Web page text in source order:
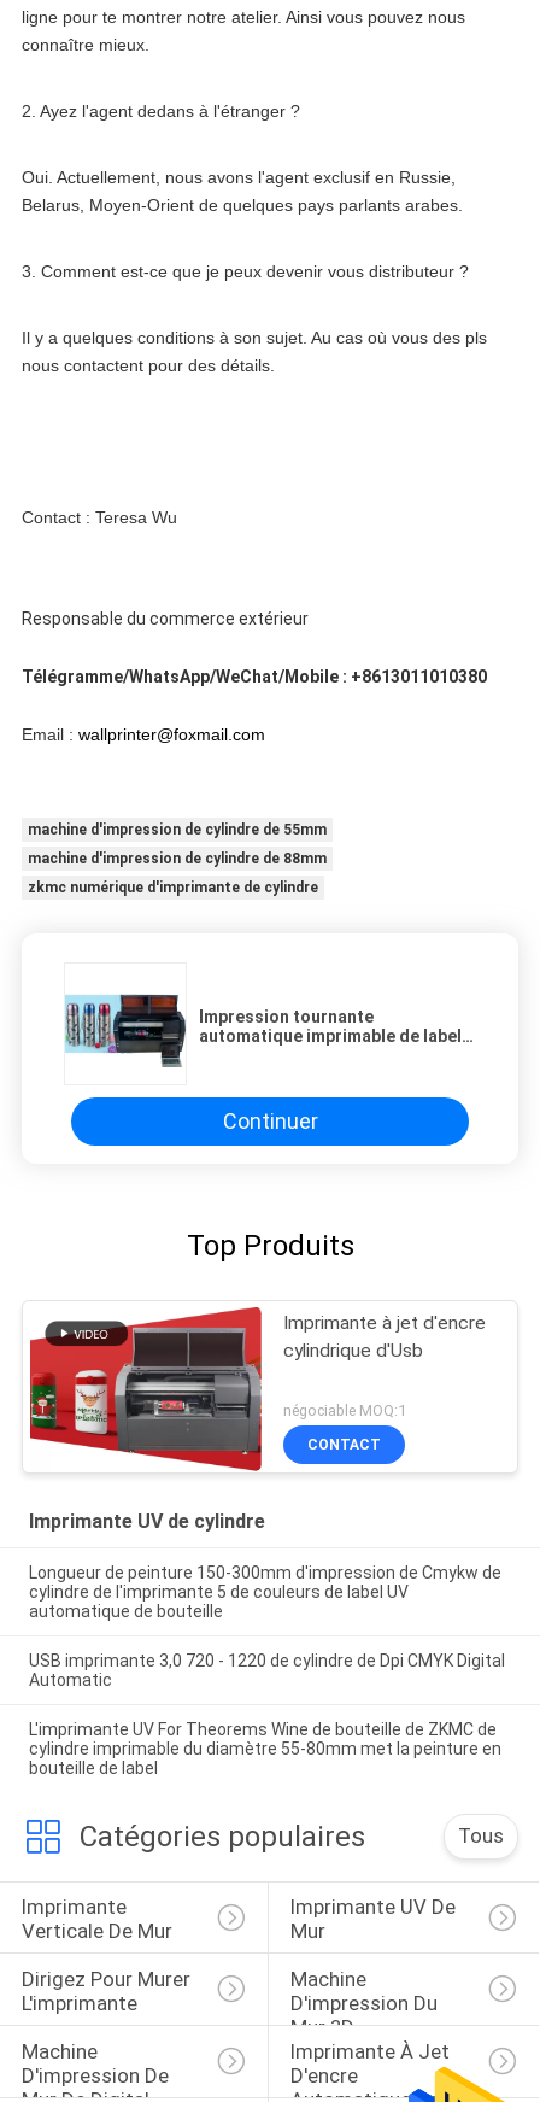
ligne pour te montrer notre atelier. Ainsi vous pouvez nous
connaître mieux.
2. Ayez l'agent dedans à l'étranger ?
Oui. Actuellement, nous avons l'agent exclusif en Russie,
Belarus, Moyen-Orient de quelques pays parlants arabes.
3. Comment est-ce que je peux devenir vous distributeur ?
Il y a quelques conditions à son sujet. Au cas où vous des pls
nous contactent pour des détails.
Contact : Teresa Wu
Responsable du commerce extérieur
Télégramme/WhatsApp/WeChat/Mobile : +8613011010380
Email : wallprinter@foxmail.com
machine d'impression de cylindre de 55mm
machine d'impression de cylindre de 88mm
zkmc numérique d'imprimante de cylindre
Impression tournante
automatique imprimable de label
diamètre 55-88mm
Continuer
Top Produits
Imprimante à jet d'encre
cylindrique d'Usb
négociable MOQ:1
CONTACT
Imprimante UV de cylindre
Longueur de peinture 150-300mm d'impression de Cmykw de
cylindre de l'imprimante 5 de couleurs de label UV
automatique de bouteille
USB imprimante 3,0 720 - 1220 de cylindre de Dpi CMYK Digital
Automatic
L'imprimante UV For Theorems Wine de bouteille de ZKMC de
cylindre imprimable du diamètre 55-80mm met la peinture en
bouteille de label
Catégories populaires Tous
Imprimante
Verticale De Mur
Imprimante UV De
Mur
Dirigez Pour Murer
L'imprimante
Machine
D'impression Du
Mur 3D
Machine
D'impression De
Imprimante À Jet
D'encre